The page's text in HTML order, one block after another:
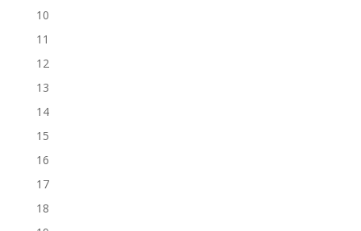
10
11
12
13
14
15
16
17
18